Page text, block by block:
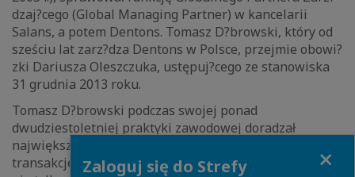
dzaj?cego (Global Managing Partner) w kancelarii
Salans, a potem Dentons. Tomasz D?browski, który od
sześciu lat zarz?dza Dentons w Polsce, przejmie obowi?
zki Dariusza Oleszczuka, ustępuj?cego ze stanowiska
31 grudnia 2013 roku.
Tomasz D?browski podczas swojej ponad
dwudziestoletniej praktyki zawodowej doradzał
największym międzynarodowym firmom i prowadził
transakcje, dzięki którym zdobył zasłużon? reputację
Zaloguj się do Strefy